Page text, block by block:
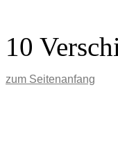
10
zum Seitenanfang